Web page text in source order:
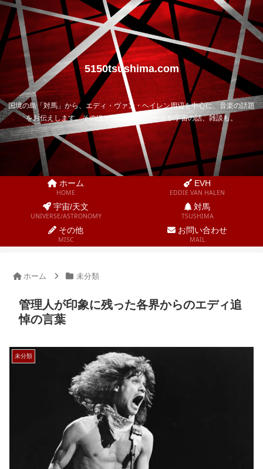
5150tsushima.com
国境の島「対馬」から、エディ・ヴァン・ヘイレン周辺を中心に、音楽の話題
をお伝えします。そのほか気になるニュースや宇宙の話、雑談も。
ホーム
HOME
EVH
EDDIE VAN HALEN
宇宙/天文
UNIVERSE/ASTRONOMY
対馬
TSUSHIMA
その他
MISC
お問い合わせ
MAIL
ホーム 未分類
管理人が印象に残った各界からのエディ追
悼の言葉
未分類